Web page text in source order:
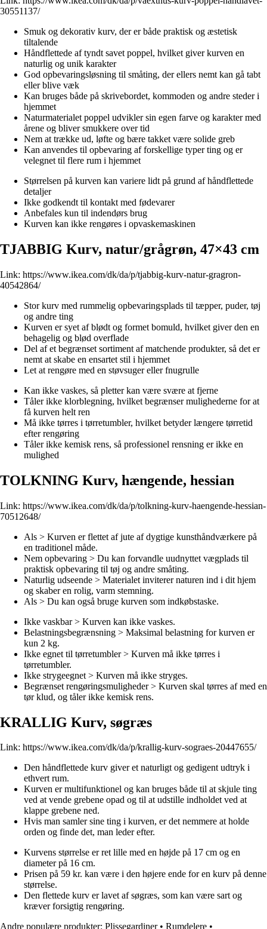
30551137/
Smuk og dekorativ kurv, der er både praktisk og æstetisk
tiltalende
Håndflettede af tyndt savet poppel, hvilket giver kurven en
naturlig og unik karakter
God opbevaringsløsning til småting, der ellers nemt kan gå tabt
eller blive væk
Kan bruges både på skrivebordet, kommoden og andre steder i
hjemmet
Naturmaterialet poppel udvikler sin egen farve og karakter med
årene og bliver smukkere over tid
Nem at trække ud, løfte og bære takket være solide greb
Kan anvendes til opbevaring af forskellige typer ting og er
velegnet til flere rum i hjemmet
Størrelsen på kurven kan variere lidt på grund af håndflettede
detaljer
Ikke godkendt til kontakt med fødevarer
Anbefales kun til indendørs brug
Kurven kan ikke rengøres i opvaskemaskinen
TJABBIG Kurv, natur/grågrøn, 47×43 cm
Link: https://www.ikea.com/dk/da/p/tjabbig-kurv-natur-gragron-
40542864/
Stor kurv med rummelig opbevaringsplads til tæpper, puder, tøj
og andre ting
Kurven er syet af blødt og formet bomuld, hvilket giver den en
behagelig og blød overflade
Del af et begrænset sortiment af matchende produkter, så det er
nemt at skabe en ensartet stil i hjemmet
Let at rengøre med en støvsuger eller fnugrulle
Kan ikke vaskes, så pletter kan være svære at fjerne
Tåler ikke klorblegning, hvilket begrænser mulighederne for at
få kurven helt ren
Må ikke tørres i tørretumbler, hvilket betyder længere tørretid
efter rengøring
Tåler ikke kemisk rens, så professionel rensning er ikke en
mulighed
TOLKNING Kurv, hængende, hessian
Link: https://www.ikea.com/dk/da/p/tolkning-kurv-haengende-hessian-
70512648/
Als > Kurven er flettet af jute af dygtige kunsthåndværkere på
en traditionel måde.
Nem opbevaring > Du kan forvandle uudnyttet vægplads til
praktisk opbevaring til tøj og andre småting.
Naturlig udseende > Materialet inviterer naturen ind i dit hjem
og skaber en rolig, varm stemning.
Als > Du kan også bruge kurven som indkøbstaske.
Ikke vaskbar > Kurven kan ikke vaskes.
Belastningsbegrænsning > Maksimal belastning for kurven er
kun 2 kg.
Ikke egnet til tørretumbler > Kurven må ikke tørres i
tørretumbler.
Ikke strygeegnet > Kurven må ikke stryges.
Begrænset rengøringsmuligheder > Kurven skal tørres af med en
tør klud, og tåler ikke kemisk rens.
KRALLIG Kurv, søgræs
Link: https://www.ikea.com/dk/da/p/krallig-kurv-sograes-20447655/
Den håndflettede kurv giver et naturligt og gedigent udtryk i
ethvert rum.
Kurven er multifunktionel og kan bruges både til at skjule ting
ved at vende grebene opad og til at udstille indholdet ved at
klappe grebene ned.
Hvis man samler sine ting i kurven, er det nemmere at holde
orden og finde det, man leder efter.
Kurvens størrelse er ret lille med en højde på 17 cm og en
diameter på 16 cm.
Prisen på 59 kr. kan være i den højere ende for en kurv på denne
størrelse.
Den flettede kurv er lavet af søgræs, som kan være sart og
kræver forsigtig rengøring.
Andre populære produkter: Plissegardiner• Rumdelere •